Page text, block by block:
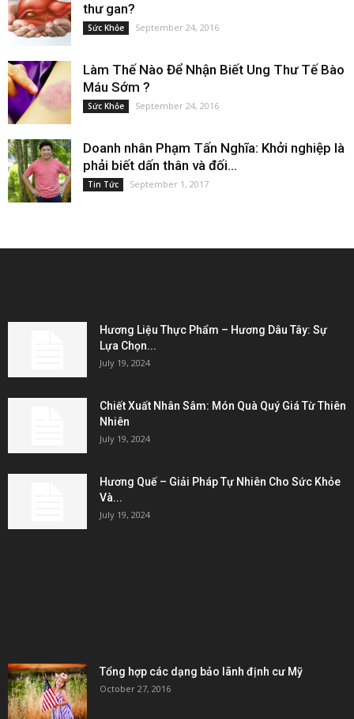
thư gan?
Sức Khỏe September 24, 2016
Làm Thế Nào Để Nhận Biết Ung Thư Tế Bào
Máu Sớm ?
Sức Khỏe September 24, 2016
Doanh nhân Phạm Tấn Nghĩa: Khởi nghiệp là
phải biết dấn thân và đối...
Tin Tức September 1, 2017
Hương Liệu Thực Phẩm – Hương Dâu Tây: Sự
Lựa Chọn...
July 19, 2024
Chiết Xuất Nhân Sâm: Món Quà Quý Giá Từ Thiên
Nhiên
July 19, 2024
Hương Quế – Giải Pháp Tự Nhiên Cho Sức Khỏe
Và...
July 19, 2024
Tổng hợp các dạng bảo lãnh định cư Mỹ
October 27, 2016